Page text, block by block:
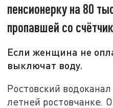
пенсионерку на 80
пропавшей со
Если женщина не
выключат воду.
Ростовский
летней ростовчанке.